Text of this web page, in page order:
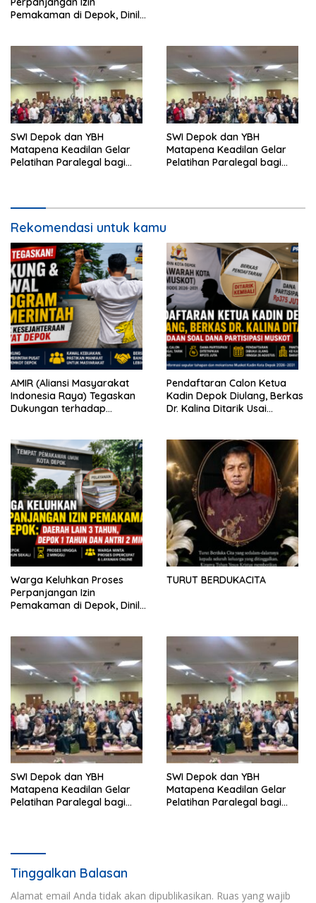
Pemakaman di Depok, Dinilai
SWI Depok dan YBH
Matapena Keadilan Gelar
Pelatihan Paralegal bagi
SWI Depok dan YBH
Matapena Keadilan Gelar
Pelatihan Paralegal bagi
Rekomendasi untuk kamu
AMIR (Aliansi Masyarakat
Indonesia Raya) Tegaskan
Dukungan terhadap
Pendaftaran Calon Ketua
Kadin Depok Diulang, Berkas
Dr. Kalina Ditarik Usai
Warga Keluhkan Proses
Perpanjangan Izin
Pemakaman di Depok, Dinilai
TURUT BERDUKACITA
SWI Depok dan YBH
Matapena Keadilan Gelar
Pelatihan Paralegal bagi
SWI Depok dan YBH
Matapena Keadilan Gelar
Pelatihan Paralegal bagi
Tinggalkan Balasan
Alamat email Anda tidak akan dipublikasikan. Ruas yang wajib